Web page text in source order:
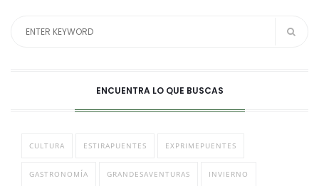
ENCUENTRA LO QUE BUSCAS
CULTURA ESTIRAPUENTES EXPRIMEPUENTES
GASTRONOMÍA GRANDESAVENTURAS INVIERNO